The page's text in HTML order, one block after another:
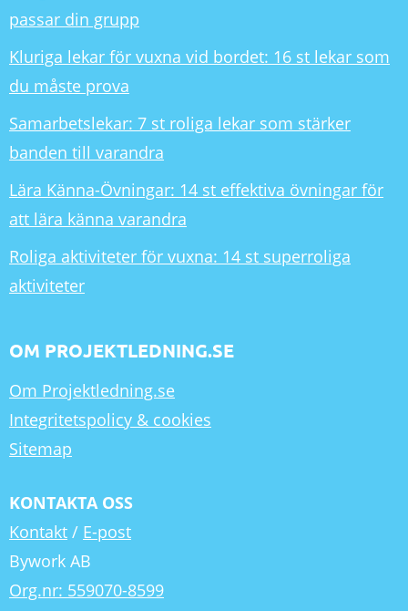
passar din grupp
Kluriga lekar för vuxna vid bordet: 16 st lekar som
du måste prova
Samarbetslekar: 7 st roliga lekar som stärker
banden till varandra
Lära Känna-Övningar: 14 st effektiva övningar för
att lära känna varandra
Roliga aktiviteter för vuxna: 14 st superroliga
aktiviteter
OM PROJEKTLEDNING.SE
Om Projektledning.se
Integritetspolicy & cookies
Sitemap
KONTAKTA OSS
Kontakt / E-post
Bywork AB
Org.nr: 559070-8599